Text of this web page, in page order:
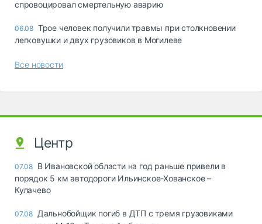
спровоцировал смертельную аварию
06.08 Трое человек получили травмы при столкновении
легковушки и двух грузовиков в Могилеве
Все новости
Центр
07.08 В Ивановской области на год раньше привели в
порядок 5 км автодороги Ильинское-Хованское –
Кулачево
07.08 Дальнобойщик погиб в ДТП с тремя грузовиками